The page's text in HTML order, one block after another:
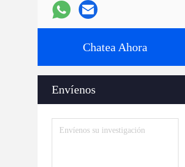
Chatea Ahora
Envíenos